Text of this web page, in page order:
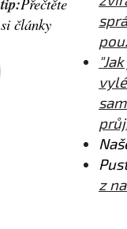
si články
z